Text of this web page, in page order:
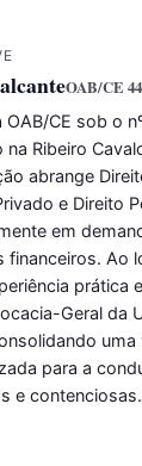
OAB/CE
CE sob o
Ribeiro
abrange
e Direito
em
financeiros. Ao
prática
Geral da
uma
para a
e contenciosas.